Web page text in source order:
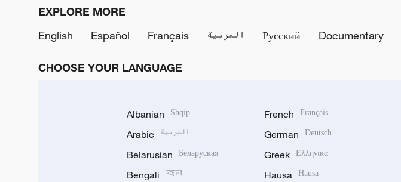
EXPLORE MORE
English
Español Français العربية Русский Documentary
CHOOSE YOUR LANGUAGE
Albanian Shqip
Arabic العربية
Belarusian Беларуская
Bengali বাংলা
French Français
German Deutsch
Greek Ελληνικά
Hausa Hausa